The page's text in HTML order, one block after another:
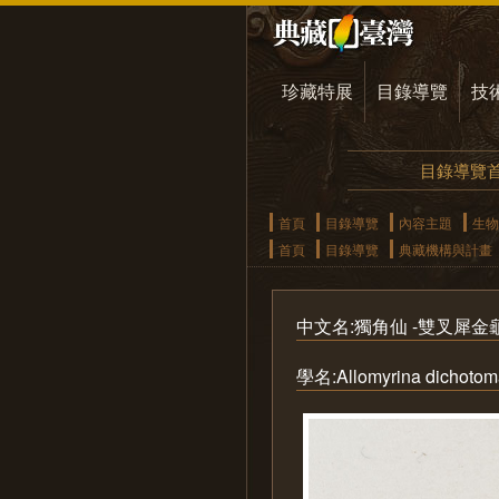
珍藏特展 目錄導覽 技
目錄導覽
首頁 目錄導覽 內容主題
生物
首頁
目錄導覽 典藏機構與計畫
中文名:獨角仙 -雙叉犀金
學名:Allomyrina